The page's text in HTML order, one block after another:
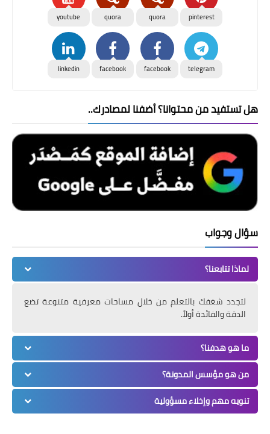
pinterest
quora
quora
youtube
telegram
facebook
facebook
linkedin
هل تستفيد من محتوانا؟ أضفنا لمصادرك..
سؤال وجواب
لماذا تتابعنا؟
لتجدد شغفك بالتعلم من خلال مساحات معرفية متنوعة تضع
الدقة والفائدة أولاً.
ما هو هدفنا؟
من هو مؤسس المدونة؟
تنويه مهم وإخلاء مسؤولية